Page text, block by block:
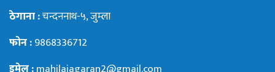
ठेगाना :चन्दननाथ-५, जुम्ला
फोन :9868336712